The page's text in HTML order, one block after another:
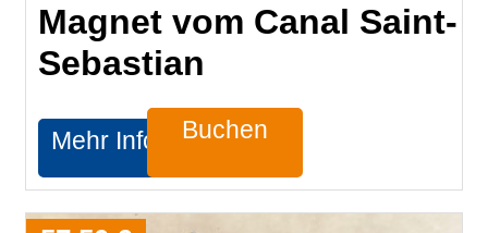
Magnet vom Canal Saint-
Sebastian
Mehr Infos Buchen